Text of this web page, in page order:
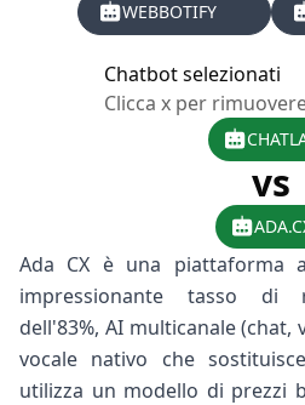
WEBBOTIFY
Chatbot selezionati
Clicca x per
vs
Ada CX è una piattaforma
impressionante tasso di
dell'83%, AI multicanale (chat,
vocale nativo che
utilizza un modello di prezzi